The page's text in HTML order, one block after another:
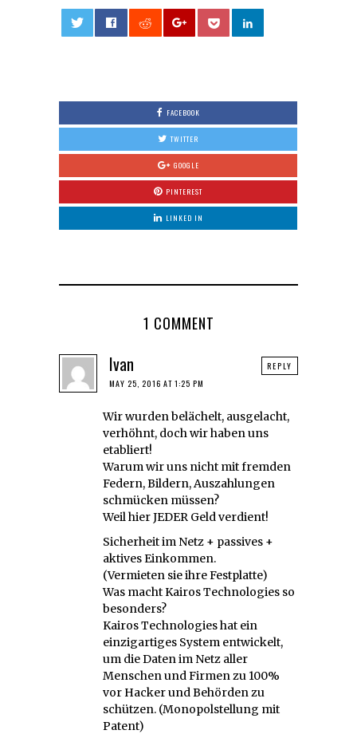
FACEBOOK
TWITTER
GOOGLE
PINTEREST
LINKED IN
1 COMMENT
Ivan
MAY 25, 2016 AT 1:25 PM
Wir wurden belächelt, ausgelacht,
verhöhnt, doch wir haben uns
etabliert!
Warum wir uns nicht mit fremden
Federn, Bildern, Auszahlungen
schmücken müssen?
Weil hier JEDER Geld verdient!
Sicherheit im Netz + passives +
aktives Einkommen.
(Vermieten sie ihre Festplatte)
Was macht Kairos Technologies so
besonders?
Kairos Technologies hat ein
einzigartiges System entwickelt,
um die Daten im Netz aller
Menschen und Firmen zu 100%
vor Hacker und Behörden zu
schützen. (Monopolstellung mit
Patent)
REPLY